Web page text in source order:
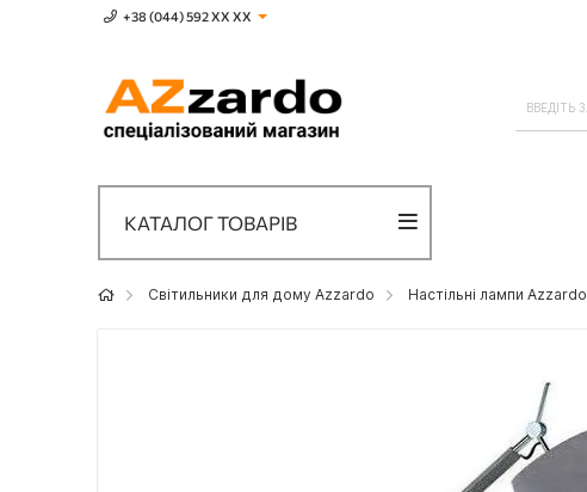
+38 (044) 592 XХ ХХ
КАТАЛОГ ТОВАРІВ
Світильники для дому Azzardo Настільні лампи Azzardo